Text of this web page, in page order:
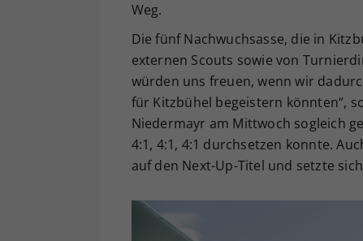
Weg.
Die fünf Nachwuchsasse, die in
externen Scouts sowie von
würden uns freuen, wenn wir
für Kitzbühel begeistern könnten“,
Niedermayr am Mittwoch sogleich
4:1, 4:1, 4:1 durchsetzen konnte.
auf den Next-Up-Titel und setzte